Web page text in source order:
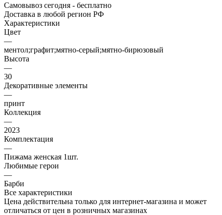
Самовывоз сегодня - бесплатно
Доставка в любой регион РФ
Характеристики
Цвет
—
ментол;графит;мятно-серый;мятно-бирюзовый
Высота
—
30
Декоративные элементы
—
принт
Коллекция
—
2023
Комплектация
—
Пижама женская 1шт.
Любимые герои
—
Барби
Все характеристики
Цена действительна только для интернет-магазина и может
отличаться от цен в розничных магазинах